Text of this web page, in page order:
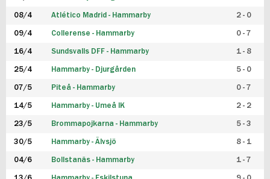
08/4 Atlético Madrid - Hammarby 2 - 0
09/4 Collerense - Hammarby 0 - 7
16/4 Sundsvalls DFF - Hammarby 1 - 8
25/4 Hammarby - Djurgården 5 - 0
07/5 Piteå - Hammarby 0 - 7
14/5 Hammarby - Umeå IK 2 - 2
23/5 Brommapojkarna - Hammarby 5 - 3
30/5 Hammarby - Älvsjö 8 - 1
04/6 Bollstanäs - Hammarby 1 - 7